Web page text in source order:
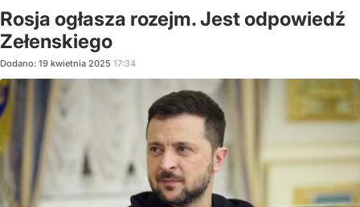
Rosja ogłasza rozejm. Jest odpowiedź
Zełenskiego
Dodano: 19 kwietnia 2025 17:34